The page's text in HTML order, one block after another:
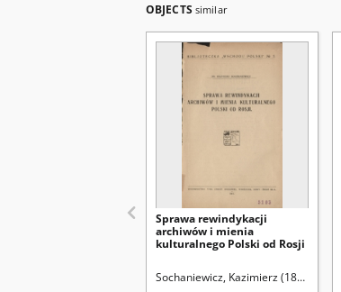
OBJECTS similar
Sprawa rewindykacji
archiwów i mienia
kulturalnego Polski od Rosji
Sochaniewicz, Kazimierz (1892-1930)